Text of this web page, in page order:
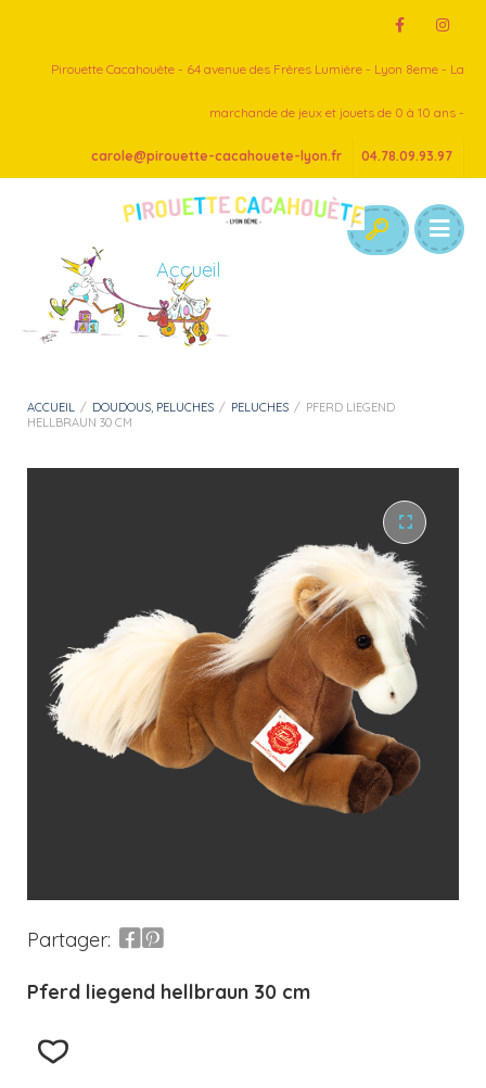
Pirouette Cacahouète - 64 avenue des Frères Lumière - Lyon 8eme - La
marchande de jeux et jouets de 0 à 10 ans -
carole@pirouette-cacahouete-lyon.fr 04.78.09.93.97
Accueil
ACCUEIL / DOUDOUS, PELUCHES / PELUCHES / PFERD LIEGEND
HELLBRAUN 30 CM
Partager:
Pferd liegend hellbraun 30 cm